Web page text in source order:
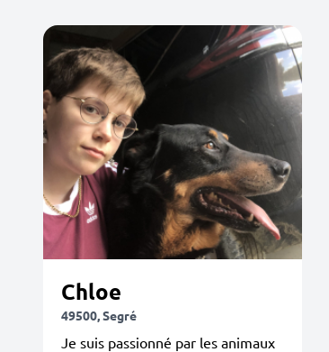
Chloe
49500, Segré
Je suis passionné par les animaux